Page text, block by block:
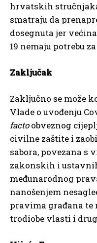
hrvatskih
smatraju da
dosegnuta jer
19 nemaju potrebu
Zaključak
Zaključno se može
Vlade o uvođenju
factoobveznog
civilne zaštite i
sabora, povezana s
zakonskih i
međunarodnog
nanošenjem
pravima građana
trodiobe vlasti i